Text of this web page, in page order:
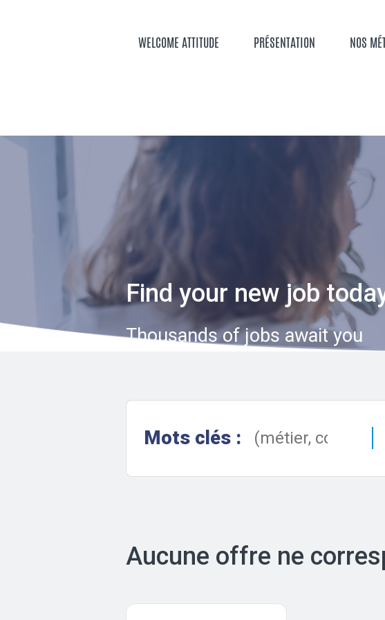
WELCOME ATTITUDE PRÉSENTATION NOS
Find your new job
Thousands of jobs await you
Mots clés :
Aucune offre ne